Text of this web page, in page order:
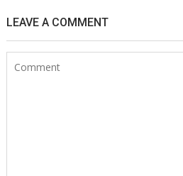
LEAVE A COMMENT